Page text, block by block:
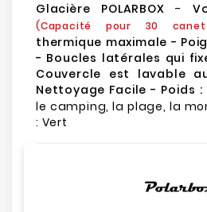
Glacière POLARBOX -
(Capacité pour 30
thermique maximale -
- Boucles latérales qui
Couvercle est lavable
Nettoyage Facile - Poids :
le camping, la plage, la
: Vert